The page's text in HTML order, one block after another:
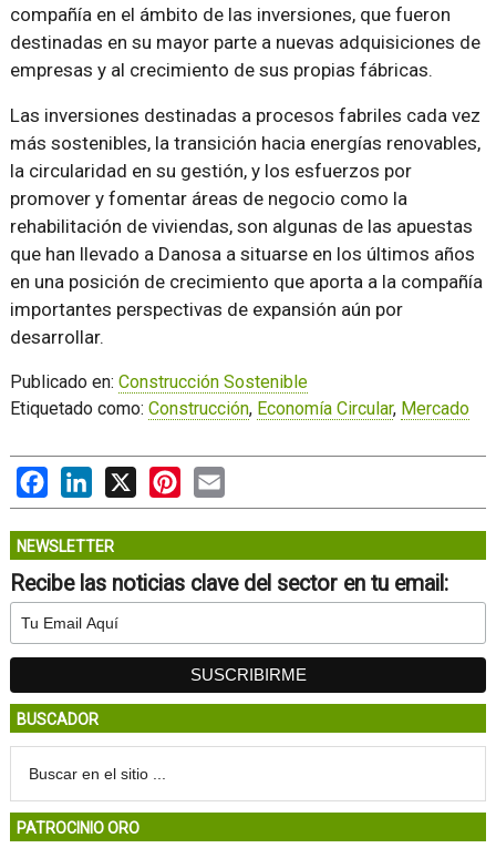
compañía en el ámbito de las inversiones, que fueron
destinadas en su mayor parte a nuevas adquisiciones de
empresas y al crecimiento de sus propias fábricas.
Las inversiones destinadas a procesos fabriles cada vez
más sostenibles, la transición hacia energías renovables,
la circularidad en su gestión, y los esfuerzos por
promover y fomentar áreas de negocio como la
rehabilitación de viviendas, son algunas de las apuestas
que han llevado a Danosa a situarse en los últimos años
en una posición de crecimiento que aporta a la compañía
importantes perspectivas de expansión aún por
desarrollar.
Publicado en: Construcción Sostenible
Etiquetado como: Construcción, Economía Circular, Mercado
FacebookLinkedIn Pinterest
NEWSLETTER
Recibe las noticias clave del sector en tu email:
BUSCADOR
PATROCINIO ORO